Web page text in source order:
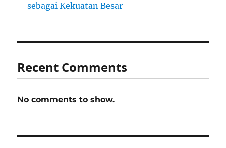
sebagai Kekuatan Besar
Recent Comments
No comments to show.